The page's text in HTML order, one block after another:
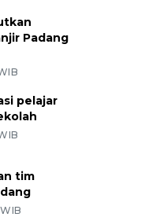
Padang
pelajar
tim